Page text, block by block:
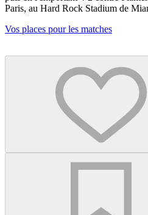
Paris, au Hard Rock Stadium de
Vos places pour les matches